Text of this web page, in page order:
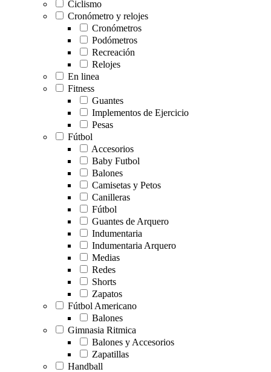
Ciclismo
Cronómetro y relojes
Cronómetros
Podómetros
Recreación
Relojes
En linea
Fitness
Guantes
Implementos de Ejercicio
Pesas
Fútbol
Accesorios
Baby Futbol
Balones
Camisetas y Petos
Canilleras
Fútbol
Guantes de Arquero
Indumentaria
Indumentaria Arquero
Medias
Redes
Shorts
Zapatos
Fútbol Americano
Balones
Gimnasia Ritmica
Balones y Accesorios
Zapatillas
Handball